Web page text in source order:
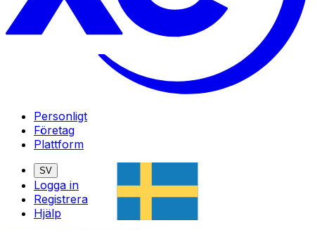
Personligt
Företag
Plattform
SV
Logga in
Registrera
Hjälp